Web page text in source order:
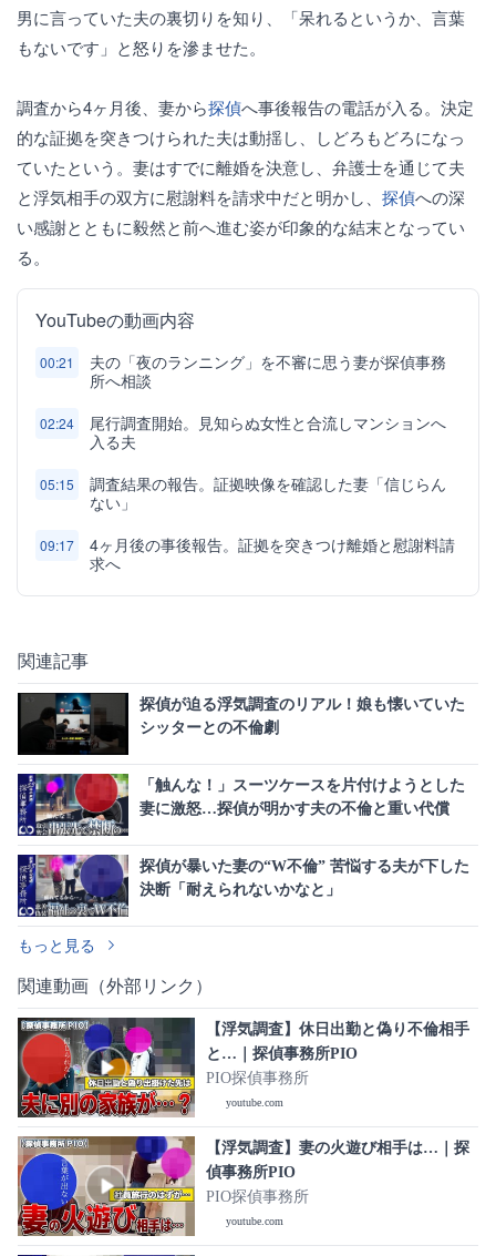
男に言っていた夫の裏切りを知り、「呆れるというか、言葉
もないです」と怒りを滲ませた。
調査から4ヶ月後、妻から探偵へ事後報告の電話が入る。決定
的な証拠を突きつけられた夫は動揺し、しどろもどろになっ
ていたという。妻はすでに離婚を決意し、弁護士を通じて夫
と浮気相手の双方に慰謝料を請求中だと明かし、 探偵への深
い感謝とともに毅然と前へ進む姿が印象的な結末となってい
る。
YouTubeの動画内容
00:21
夫の「夜のランニング」を不審に思う妻が探偵事務
所へ相談
02:24
尾行調査開始。見知らぬ女性と合流しマンションへ
入る夫
05:15
調査結果の報告。証拠映像を確認した妻「信じらん
ない」
09:17
4ヶ月後の事後報告。証拠を突きつけ離婚と慰謝料請
求へ
関連記事
探偵が迫る浮気調査のリアル！娘も懐いていた
シッターとの不倫劇
「触んな！」スーツケースを片付けようとした
妻に激怒…探偵が明かす夫の不倫と重い代償
探偵が暴いた妻の“W不倫” 苦悩する夫が下した
決断「耐えられないかなと」
もっと見る
関連動画（外部リンク）
【浮気調査】休日出勤と偽り不倫相手
と…｜探偵事務所PIO
PIO探偵事務所
youtube.com
【浮気調査】妻の火遊び相手は…｜探
偵事務所PIO
PIO探偵事務所
youtube.com